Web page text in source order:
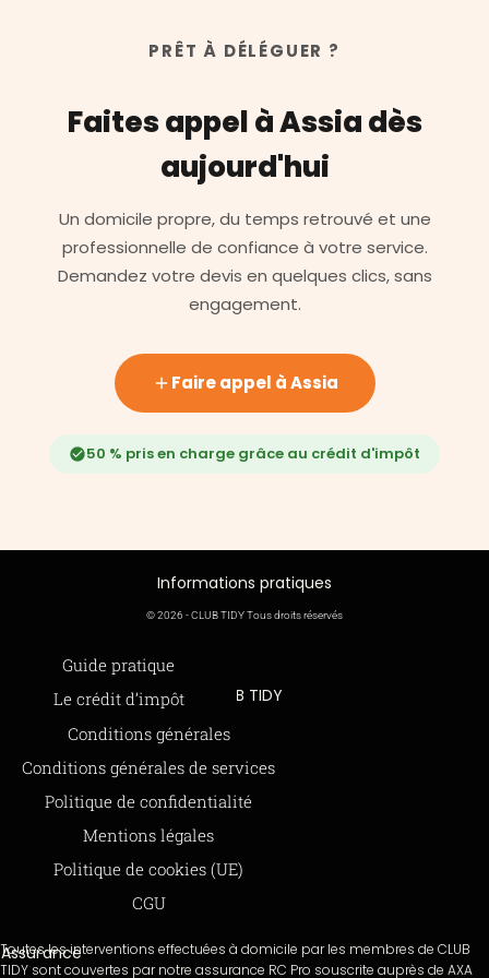
PRÊT À DÉLÉGUER ?
Faites appel à Assia dès
aujourd'hui
Un domicile propre, du temps retrouvé et une
professionnelle de confiance à votre service.
Demandez votre devis en quelques clics, sans
engagement.
Faire appel à Assia
50 % pris en charge grâce au crédit d'impôt
Informations pratiques
Guide pratique
Le crédit d’impôt
Offre de parrainage 50-50
FAQ
BLOG
© 2026 - CLUB TIDY Tous droits réservés
Informations légales
Conditions générales
Conditions générales de services
Politique de confidentialité
Mentions légales
Politique de cookies (UE)
CGU
CLUB TIDY
SAS CLUB TIDY
165 Avenue de Bretagne
59000 LILLE
979 480 886 RCS LILLE Métropole
Moyens de paiements
Assurance
Toutes les interventions effectuées à domicile par les membres de CLUB
TIDY sont couvertes par notre assurance RC Pro souscrite auprès de AXA